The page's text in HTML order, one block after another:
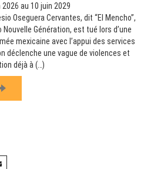
2026 au 10 juin 2029
Oseguera Cervantes, dit “El Mencho”,
Génération, est tué lors d’une
mexicaine avec l’appui des services
déclenche une vague de violences et
déjà à (…)